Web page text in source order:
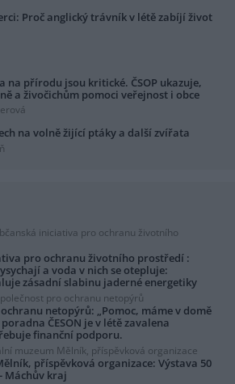
Proč anglický trávník v létě zabíjí život
na přírodu jsou kritické. ČSOP ukazuje,
a živočichům pomoci veřejnost i obce
na volně žijící ptáky a další zvířata
iniciativa pro ochranu životního
pro ochranu životního prostředí :
a voda v nich se otepluje:
zásadní slabinu jaderné energetiky
pro ochranu netopýrů
netopýrů: „Pomoc, máme v domě
ČESON je v létě zavalena
finanční podporu.
muzeum Mělník, příspěvková organizace
příspěvková organizace: Výstava 50
Máchův kraj